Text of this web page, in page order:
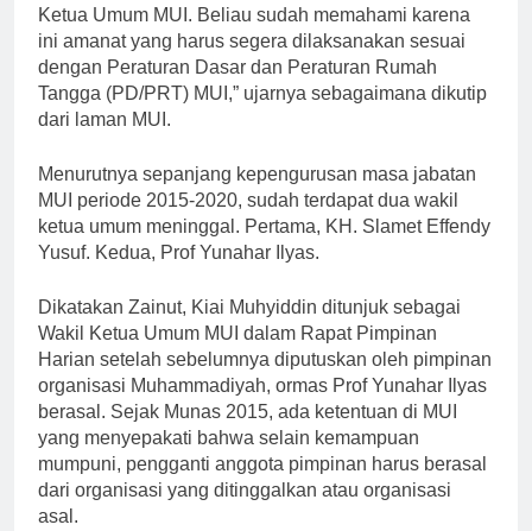
Ketua Umum MUI. Beliau sudah memahami karena
ini amanat yang harus segera dilaksanakan sesuai
dengan Peraturan Dasar dan Peraturan Rumah
Tangga (PD/PRT) MUI,” ujarnya sebagaimana dikutip
dari laman MUI.
Menurutnya sepanjang kepengurusan masa jabatan
MUI periode 2015-2020, sudah terdapat dua wakil
ketua umum meninggal. Pertama, KH. Slamet Effendy
Yusuf. Kedua, Prof Yunahar Ilyas.
Dikatakan Zainut, Kiai Muhyiddin ditunjuk sebagai
Wakil Ketua Umum MUI dalam Rapat Pimpinan
Harian setelah sebelumnya diputuskan oleh pimpinan
organisasi Muhammadiyah, ormas Prof Yunahar Ilyas
berasal. Sejak Munas 2015, ada ketentuan di MUI
yang menyepakati bahwa selain kemampuan
mumpuni, pengganti anggota pimpinan harus berasal
dari organisasi yang ditinggalkan atau organisasi
asal.